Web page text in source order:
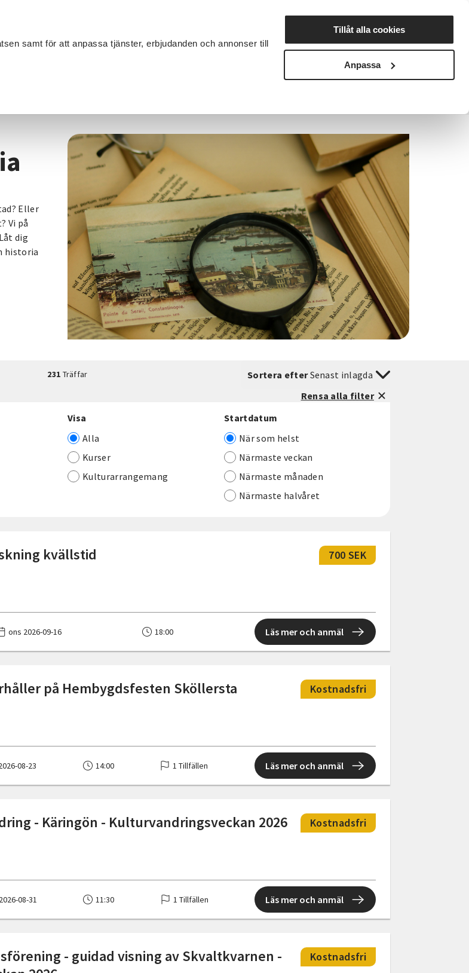
samt för att anpassa tjänster, erbjudanden och annonser till
Tillåt alla cookies
Anpassa
Nyheter Avdelningar
Eller
Vi på
dig
historia
231 Träffar Sortera efterSenast inlagda
Rensa alla filter
Visa
Alla
Kurser
Kulturarrangemang
Startdatum
När som helst
Närmaste veckan
Närmaste månaden
Närmaste halvåret
kvällstid 700 SEK
ons 2026-09-16 18:00 Läs mer och anmäl
på Hembygdsfesten Sköllersta
Kostnadsfri
08-23 14:00 1 Tillfällen Läs mer och anmäl
- Käringön - Kulturvandringsveckan 2026 Kostnadsfri
08-31 11:30 1 Tillfällen Läs mer och anmäl
- guidad visning av Skvaltkvarnen -
Kostnadsfri